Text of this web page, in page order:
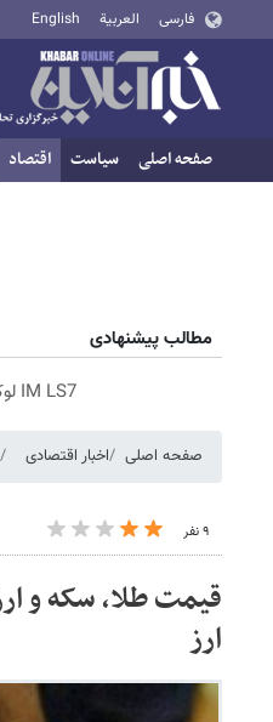
فارسی العربية English
صفحه اصلی سیاست اقتصاد
مطالب پیشنهادی
IM LS7 لوکس ترین شاسی بلند برقی ایران
صفحه اصلی اخبار اقتصادی
۹ نفر
ارز